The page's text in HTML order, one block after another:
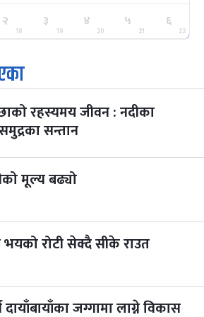
Mar 9, 2027
21, 2027
22, 2027
७ महिना बाँकी
२
18
३
19
४
20
५
21
६
22
रहस्यमय जीवन : नदीका
सन्तान
मूल्य बढ्यो
रोटी सेक्दै सीके राउत
दायाँबायाँका जग्गामा लाग्ने विकास